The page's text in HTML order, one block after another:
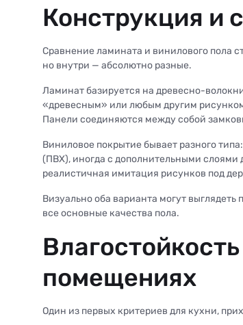
Конструкция и
Сравнение ламината и винилового пола
но внутри — абсолютно разные.
Ламинат базируется на древесно-
«древесным» или любым другим
Панели соединяются между собой
Виниловое покрытие бывает разного
(ПВХ), иногда с дополнительными слоями
реалистичная имитация рисунков под
Визуально оба варианта могут
все основные качества пола.
помещениях
Один из первых критериев для кухни,